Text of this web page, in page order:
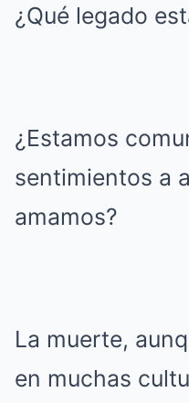
¿Qué legado
¿Estamos
sentimientos a
amamos?
La muerte,
en muchas